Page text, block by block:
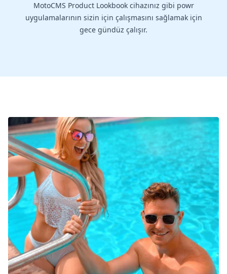
MotoCMS Product Lookbook cihazınız gibi powr
uygulamalarının sizin için çalışmasını sağlamak için
gece gündüz çalışır.